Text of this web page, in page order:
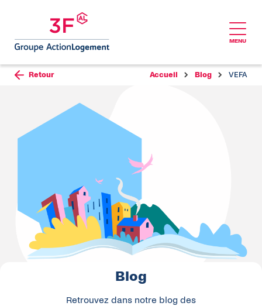
Aller au contenu
MENU
Retour Accueil Blog VEFA
Blog
Retrouvez dans notre blog des